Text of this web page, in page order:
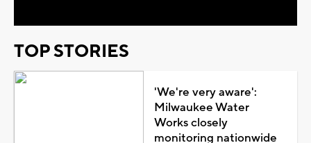
TOP STORIES
'We're very aware':
Milwaukee Water
Works closely
monitoring nationwide